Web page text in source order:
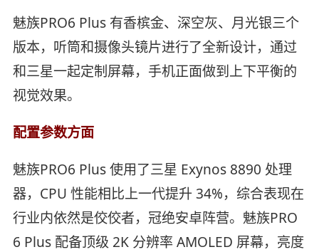
魅族PRO6 Plus 有香槟金、深空灰、月光银三个
版本，听筒和摄像头镜片进行了全新设计，通过
和三星一起定制屏幕，手机正面做到上下平衡的
视觉效果。
配置参数方面
魅族PRO6 Plus 使用了三星 Exynos 8890 处理
器，CPU 性能相比上一代提升 34%，综合表现在
行业内依然是佼佼者，冠绝安卓阵营。魅族PRO
6 Plus 配备顶级 2K 分辨率 AMOLED 屏幕，亮度